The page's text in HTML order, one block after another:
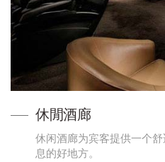
休閒酒廊
休闲酒廊为宾客提供一个
息的好地方。